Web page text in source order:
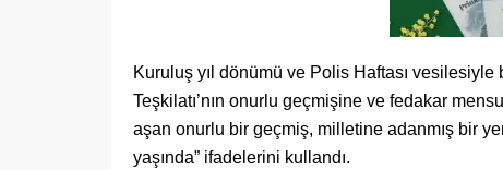
Kuruluş yıl dönümü ve Polis Haftası
Teşkilatı’nın onurlu geçmişine ve fedakar
aşan onurlu bir geçmiş, milletine adanmış bir
yaşında” ifadelerini kullandı.